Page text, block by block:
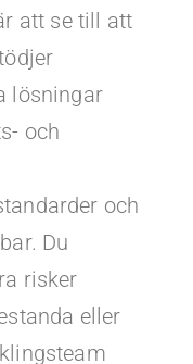
att se till att
lösningar
och
och
Du
risker
eller